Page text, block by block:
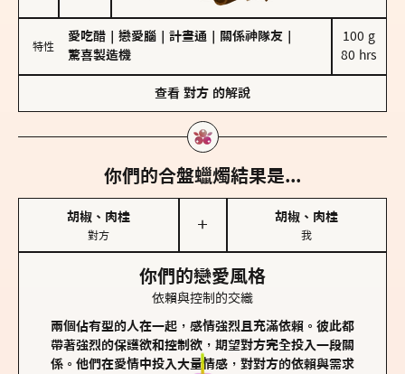
特性
愛吃醋 戀愛腦 計畫通 關係神隊友
驚喜製造機
100 g
80 hrs
查看 對方 的解說
你們的合盤蠟燭結果是...
胡椒、肉桂
對方
＋
胡椒、肉桂
我
你們的戀愛風格
依賴與控制的交織
兩個佔有型的人在一起，感情強烈且充滿依賴。彼此都
帶著強烈的保護欲和控制欲，期望對方完全投入一段關
係。他們在愛情中投入大量情感，對對方的依賴與需求